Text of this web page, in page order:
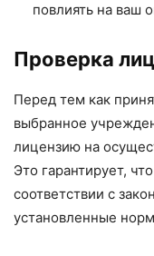
повлиять на ваш
Проверка
Перед тем как
выбранное
лицензию на
Это гарантирует,
соответствии с
установленные